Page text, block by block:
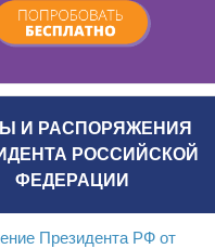
И РАСПОРЯЖЕНИЯ
РОССИЙСКОЙ
ФЕДЕРАЦИИ
Президента РФ от